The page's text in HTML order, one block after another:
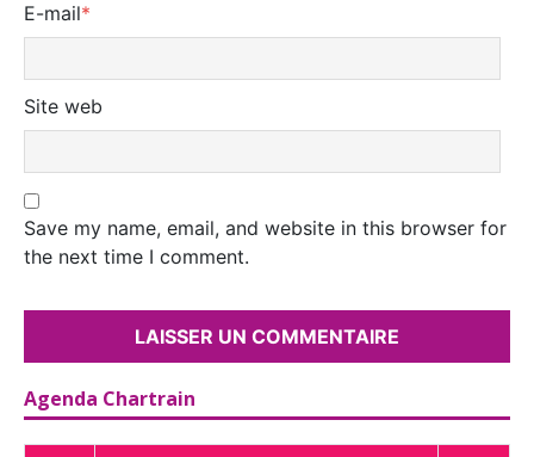
E-mail*
Site web
Save my name, email, and website in this browser for
the next time I comment.
Agenda Chartrain